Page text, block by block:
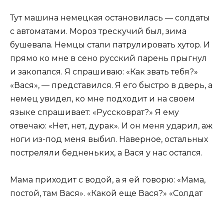
Тут машина немецкая остановилась — солдаты
с автоматами. Мороз трескучий был, зима
бушевала. Немцы стали патрулировать хутор. И
прямо ко мне в сено русский парень прыгнул
и закопался. Я спрашиваю: «Как звать тебя?»
«Вася», — представился. Я его быстро в дверь, а
немец увидел, ко мне подходит и на своем
языке спрашивает: «Руссковрат?» Я ему
отвечаю: «Нет, нет, дурак». И он меня ударил, аж
ноги из-под меня выбил. Наверное, остальных
постреляли бедненьких, а Вася у нас остался.
Мама приходит с водой, а я ей говорю: «Мама,
постой, там Вася». «Какой еще Вася?» «Солдат